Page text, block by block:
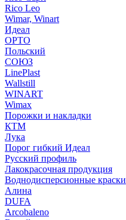
Rico Leo
Wimar, Winart
Идеал
ОРТО
Польский
СОЮЗ
LinePlast
Wallstill
WINART
Wimax
Порожки и накладки
КТМ
Лука
Порог гибкий Идеал
Русский профиль
Лакокрасочная продукция
Воднодисперсионные краски
Алина
DUFA
Arcobaleno